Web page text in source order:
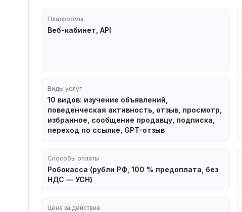
Платформы
Веб-кабинет, API
Виды услуг
10 видов: изучение объявлений,
поведенческая активность, отзыв, просмотр,
избранное, сообщение продавцу, подписка,
переход по ссылке, GPT-отзыв
Способы оплаты
Робокасса (рубли РФ, 100 % предоплата, без
НДС — УСН)
Цена за действие